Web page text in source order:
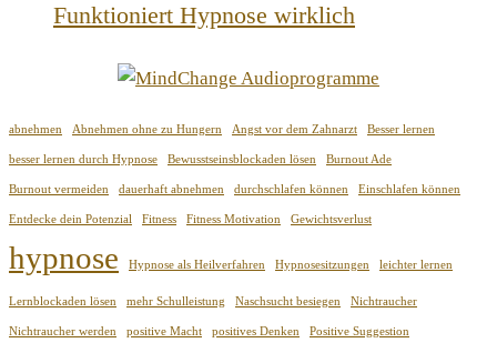
Funktioniert Hypnose wirklich
abnehmen Abnehmen ohne zu Hungern Angst vor dem Zahnarzt Besser lernen
besser lernen durch Hypnose Bewusstseinsblockaden lösen Burnout Ade
Burnout vermeiden dauerhaft abnehmen durchschlafen können Einschlafen können
Entdecke dein Potenzial Fitness Fitness Motivation Gewichtsverlust
hypnose Hypnose als Heilverfahren Hypnosesitzungen leichter lernen
Lernblockaden lösen mehr Schulleistung Naschsucht besiegen Nichtraucher
Nichtraucher werden positive Macht positives Denken Positive Suggestion